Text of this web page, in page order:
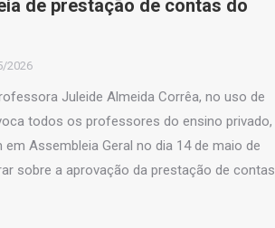
de prestação de contas do
2026
Juleide Almeida Corrêa, no uso de
todos os professores do ensino privado,
Assembleia Geral no dia 14 de maio de
sobre a aprovação da prestação de contas